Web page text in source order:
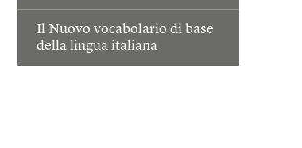
Il Nuovo vocabolario di base
della lingua italiana